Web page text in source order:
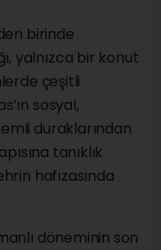
birinde
yalnızca bir konut
çeşitli
sosyal,
duraklarından
tanıklık
hafızasında
döneminin son